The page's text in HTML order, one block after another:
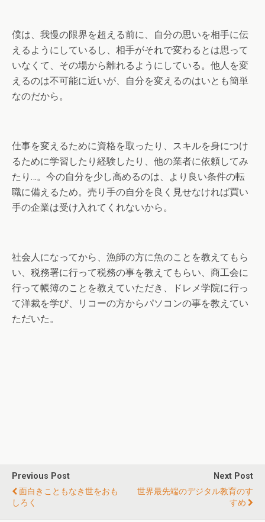
僕は、我慢の限界を超える前に、自分の思いを相手に伝
えるようにしているし、相手がそれで変わるとは思って
いなくて、その場から離れるようにしている。他人を変
えるのは不可能に近いが、自分を変えるのはいとも簡単
なのだから。
仕事を変えるために資格を取ったり、スキルを身につけ
るために学習したり経験したり、他の業者に依頼してみ
たり…。今の自分を少し高めるのは、より良い条件の転
職に備えるため。売り手の自分を良く見せなければ買い
手の企業は受け入れてくれないから。
社会人になってから、漁師の方に魚のことを教えてもら
い、税務署に行って税務の事を教えてもらい、商工会に
行って帳簿のことを教えていただき、ドレメ学院に行っ
て洋裁を学び、リコーの方からパソコンの事を教えてい
ただいた。
Previous Post
面白きこともなき世をおも
しろく
Next Post
世界最先端のデジタル教育のす
すめ